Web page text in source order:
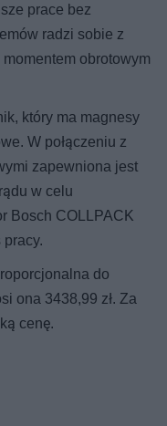
prace bez
radzi sobie z
obrotowym
który ma magnesy
W połączeniu z
zapewniona jest
w celu
Bosch COLLPACK
do
ona 3438,99 zł. Za
cenę.